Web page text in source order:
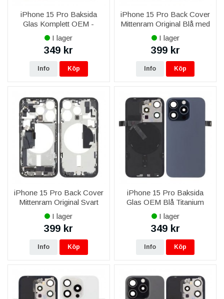
iPhone 15 Pro Baksida
Glas Komplett OEM -
Naturlig Titan
I lager
349 kr
Info Köp
iPhone 15 Pro Back Cover
Mittenram Original Blå med
smådelar
I lager
399 kr
Info Köp
iPhone 15 Pro Back Cover
Mittenram Original Svart
med smådelar
I lager
399 kr
Info Köp
iPhone 15 Pro Baksida
Glas OEM Blå Titanium
med smådelar Magsafe
Magnet
I lager
349 kr
Info Köp